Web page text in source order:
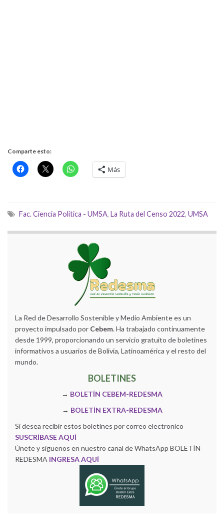
Comparte esto:
Más
Fac. Ciencia Política - UMSA, La Ruta del Censo 2022, UMSA
La Red de Desarrollo Sostenible y Medio Ambiente es un
proyecto impulsado por Cebem. Ha trabajado continuamente
desde 1999, proporcionando un servicio gratuito de boletines
informativos a usuarios de Bolivia, Latinoamérica y el resto del
mundo.
BOLETINES
→ BOLETÍN CEBEM-REDESMA
→ BOLETÍN EXTRA-REDESMA
Si desea recibir estos boletines por correo electronico
SUSCRÍBASE AQUÍ
Únete y siguenos en nuestro canal de WhatsApp BOLETÍN
REDESMA INGRESA AQUÍ